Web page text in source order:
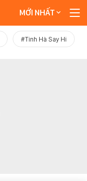
MỚI NHẤT
#Tinh Hà Say Hi